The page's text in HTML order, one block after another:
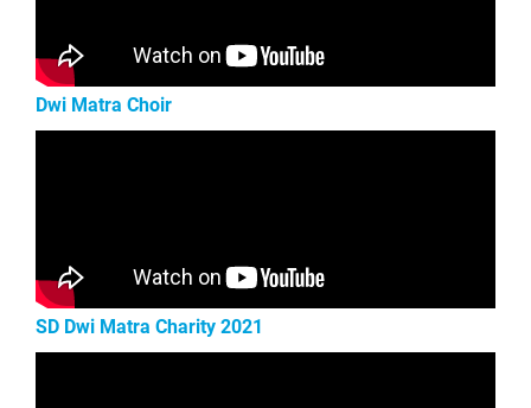
Dwi Matra Choir
SD Dwi Matra Charity 2021